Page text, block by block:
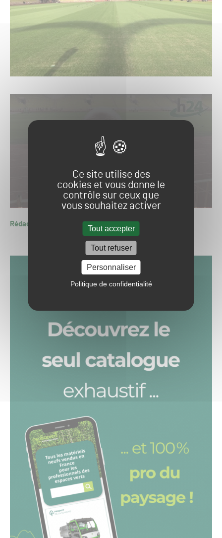
Ce site utilise des
cookies et vous donne le
contrôle sur ceux que
vous souhaitez activer
Tout accepter
Tout refuser
Personnaliser
Politique de confidentialité
YouTube est désactivé.
Rédaction GSPH24